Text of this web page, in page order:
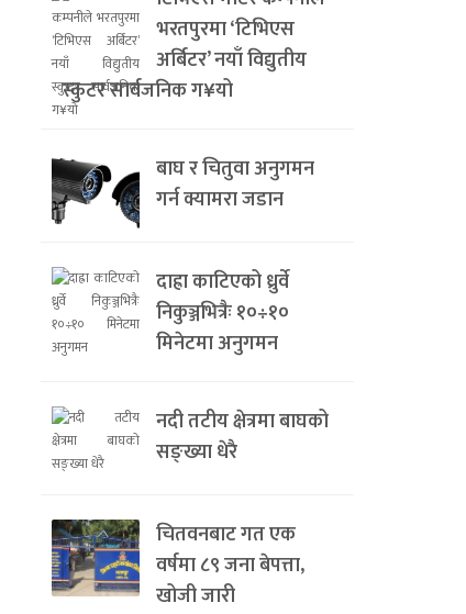
भरतपुरमा ‘टिभिएस
अर्बिटर’ नयाँ विद्युतीय
स्कुटर सार्वजनिक ग¥यो
बाघ र चितुवा अनुगमन
गर्न क्यामरा जडान
दाह्रा काटिएको ध्रुर्वे
निकुञ्जभित्रैः १०÷१०
मिनेटमा अनुगमन
नदी तटीय क्षेत्रमा बाघको
सङ्ख्या धेरै
चितवनबाट गत एक
वर्षमा ८९ जना बेपत्ता,
खोजी जारी